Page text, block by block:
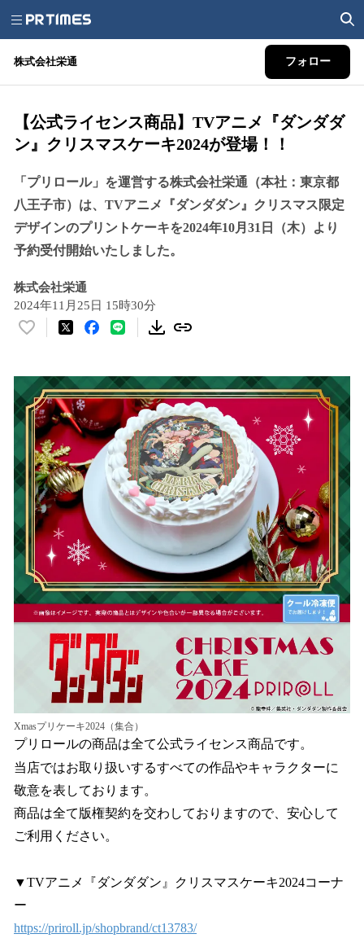
株式会社栄通 フォロー
【公式ライセンス商品】TVアニメ『ダンダダ
ン』クリスマスケーキ2024が登場！！
「プリロール」を運営する株式会社栄通（本社：東京都
八王子市）は、TVアニメ『ダンダダン』クリスマス限定
デザインのプリントケーキを2024年10月31日（木）より
予約受付開始いたしました。
株式会社栄通
2024年11月25日 15時30分
い
！
数
を
読
み
込
み
中
で
す
Xmasプリケーキ2024（集合）
プリロールの商品は全て公式ライセンス商品です。
当店ではお取り扱いするすべての作品やキャラクターに
敬意を表しております。
商品は全て版権契約を交わしておりますので、安心して
ご利用ください。
▼TVアニメ『ダンダダン』クリスマスケーキ2024コーナ
ー
https://priroll.jp/shopbrand/ct13783/